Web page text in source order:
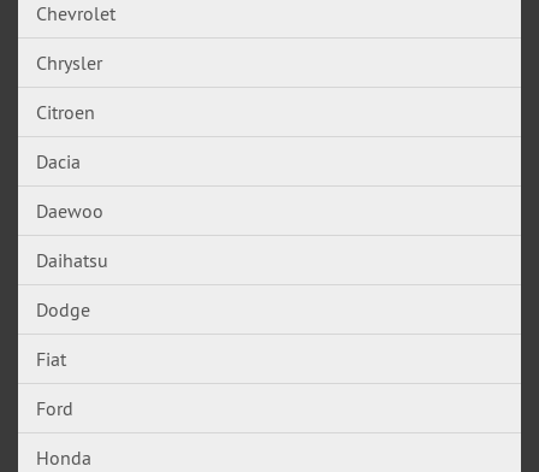
Chevrolet
Chrysler
Citroen
Dacia
Daewoo
Daihatsu
Dodge
Fiat
Ford
Honda